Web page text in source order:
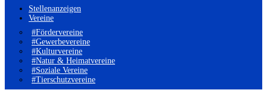
Stellenanzeigen
Vereine
#Fördervereine
#Gewerbevereine
#Kulturvereine
#Natur & Heimatvereine
#Soziale Vereine
#Tierschutzvereine